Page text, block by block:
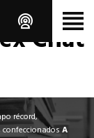
Chat
récord,
confeccionadosA